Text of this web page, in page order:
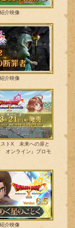
介映像
介映像
ストX 未来への扉と
オンライン』プロモ
介映像